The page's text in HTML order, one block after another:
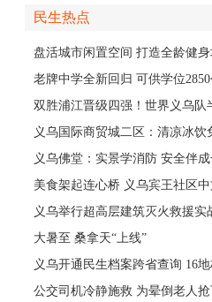
民生热点
盘活城市闲置空间 打造全龄健
质量落地省级文体民生实事
老牌中学全新回归 可供学位
中学9月投用
双胜浦江晋级四强！世界义乌队
日主场开打
义乌国际商贸城二区：清凉冰饮
商可就近领取
义乌佛堂：实景学消防 安全伴成
美食架起连心桥 义乌宾王社区
义乌举行超高层建筑灭火救援实
大暑至 桑拿天“上线”
义乌开通民生档案跨省查询 16
合作
公交司机冷静施救 为晕倒老人